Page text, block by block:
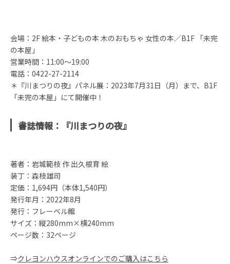
会場：2F 絵本・⼦どもの本 ⽊のおもちゃ ⼥性の本／B1F 「未完
の本屋」
営業時間：11:00〜19:00
電話：0422-27-2114
＊『川まつりの夜』パネル展：2023年7⽉31⽇（⽉）まで、B1F
「未完の本屋」にて開催中！
書誌情報：『川まつりの夜』
著者：岩城範枝 作 出久根育 絵
装丁：森枝雄司
定価：1,694円（本体1,540円）
発⾏年⽉：2022年8⽉
発⾏：フレーベル館
サイズ：縦280mm×横240mm
ページ数：32ページ
⇒クレヨンハウスオンラインでのご購入はこちら